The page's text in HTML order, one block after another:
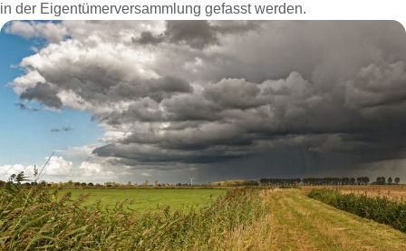
in der Eigentümerversammlung gefasst werden.